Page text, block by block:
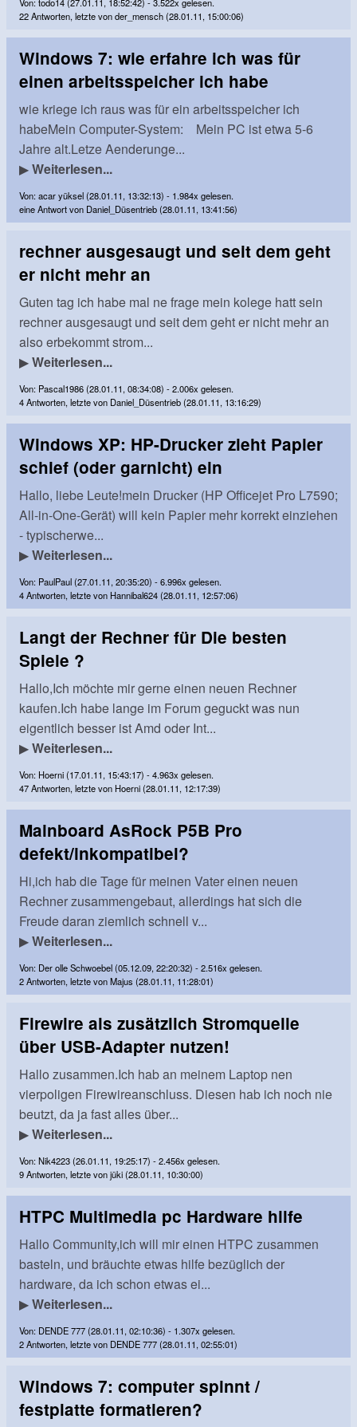
22 Antworten, letzte von der_mensch (28.01.11, 15:00:06)
Windows 7: wie erfahre ich was für
einen arbeitsspeicher ich habe
wie kriege ich raus was für ein arbeitsspeicher ich
habeMein Computer-System: Mein PC ist etwa 5-6
Jahre alt.Letze Aenderunge...
▶Weiterlesen...
Von: acar yüksel (28.01.11, 13:32:13) - 1.984x gelesen.
eine Antwort von Daniel_Düsentrieb (28.01.11, 13:41:56)
rechner ausgesaugt und seit dem geht
er nicht mehr an
Guten tag ich habe mal ne frage mein kolege hatt sein
rechner ausgesaugt und seit dem geht er nicht mehr an
also erbekommt strom...
▶Weiterlesen...
Von: Pascal1986 (28.01.11, 08:34:08) - 2.006x gelesen.
4 Antworten, letzte von Daniel_Düsentrieb (28.01.11, 13:16:29)
Windows XP: HP-Drucker zieht Papier
schief (oder garnicht) ein
Hallo, liebe Leute!mein Drucker (HP Officejet Pro L7590;
All-in-One-Gerät) will kein Papier mehr korrekt einziehen
- typischerwe...
▶Weiterlesen...
Von: PaulPaul (27.01.11, 20:35:20) - 6.996x gelesen.
4 Antworten, letzte von Hannibal624 (28.01.11, 12:57:06)
Langt der Rechner für Die besten
Spiele ?
Hallo,Ich möchte mir gerne einen neuen Rechner
kaufen.Ich habe lange im Forum geguckt was nun
eigentlich besser ist Amd oder Int...
▶Weiterlesen...
Von: Hoerni (17.01.11, 15:43:17) - 4.963x gelesen.
47 Antworten, letzte von Hoerni (28.01.11, 12:17:39)
Mainboard AsRock P5B Pro
defekt/inkompatibel?
Hi,ich hab die Tage für meinen Vater einen neuen
Rechner zusammengebaut, allerdings hat sich die
Freude daran ziemlich schnell v...
▶Weiterlesen...
Von: Der olle Schwoebel (05.12.09, 22:20:32) - 2.516x gelesen.
2 Antworten, letzte von Majus (28.01.11, 11:28:01)
Firewire als zusätzlich Stromquelle
über USB-Adapter nutzen!
Hallo zusammen.Ich hab an meinem Laptop nen
vierpoligen Firewireanschluss. Diesen hab ich noch nie
beutzt, da ja fast alles über...
▶Weiterlesen...
Von: Nik4223 (26.01.11, 19:25:17) - 2.456x gelesen.
9 Antworten, letzte von jüki (28.01.11, 10:30:00)
HTPC Multimedia pc Hardware hilfe
Hallo Community,ich will mir einen HTPC zusammen
basteln, und bräuchte etwas hilfe bezüglich der
hardware, da ich schon etwas ei...
▶Weiterlesen...
Von: DENDE 777 (28.01.11, 02:10:36) - 1.307x gelesen.
2 Antworten, letzte von DENDE 777 (28.01.11, 02:55:01)
Windows 7: computer spinnt /
festplatte formatieren?